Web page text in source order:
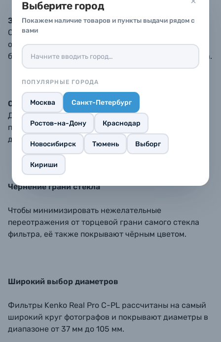
Выберите город
Покажем наличие товаров и пункты выдачи рядом с
вами
ПОПУЛЯРНЫЕ ГОРОДА
Москва Санкт-Петербург
Ростов-на-Дону Краснодар
Новосибирск Тюмень Выборг
Кириши
Зубчатая поверхность оправы
Специальные зубцы на поверхности оправы
обеспечивают надёжный ухват пальцев и помогают
быстрее накручивать и снимать фильтр с объектива.
Оправа с чёрной матовой поверхностью
Для большего подавления нежелательных
переотражений от внутренней части оправы, её
делают матовой и покрывают чёрным цветом.
Чернение грани стекла
Чтобы минимизировать нежелательные
переотражения от торцевой грани самого стекла
фильтра, её также покрывают чёрным цветом.
Широкий выбор диаметров
Фильтры Kenko Real Pro C-PL рассчитаны на самый
широкий круг фотографов и покрывают диаметры в
диапазоне от 37 мм до 105 мм.